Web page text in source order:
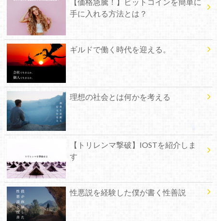
手に入れる方法とは？
ギルドで働く時代を迎える。
理想の社会とは何かを考える
【トリレンマ撃破】IOSTを紹介しま
す
性悪説を経験した僕が書く性善説